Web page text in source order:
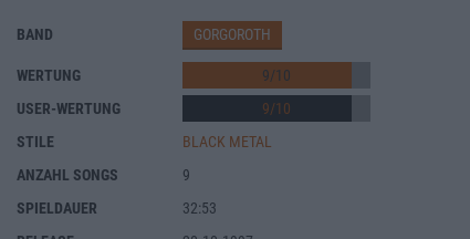
BAND GORGOROTH
WERTUNG 9/10
USER-WERTUNG
9/10
STILE
BLACK METAL
ANZAHL SONGS
9
SPIELDAUER
32:53